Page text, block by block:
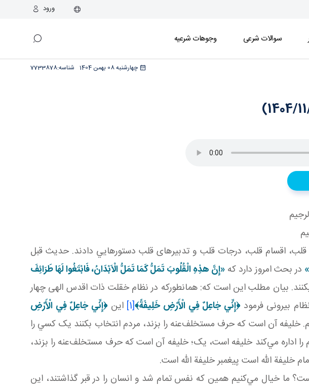
ورود
سوالات شرعی وجوهات شرعیه
چهارشنبه 08 بهمن 1404 7733878شناسه:
اقسام قلب، درجات قلب و تدبيرهای قلب دستورهايي دادند. حديث قبل
» در بحث امروز دارد که «إِنَّ هذِهِ الْقُلُوبَ تَمَلُّ كَمَا تَمَلُّ الْاَبْدَانُ، فَابْتَغُوا لَهَا طَرَائِفَ
بيان مطلب اين است که: همانطورکه در نظام خقلت ذات اقدس الهی چهار
بيرونی فرمود﴿إِنِّي جٰاعِلٌ فِي الْأَرْضِ خَلِيفَةً﴾[1] اين﴿إِنِّي جٰاعِلٌ فِي الْأَرْضِ
آن است که حرف مستخلف‌عنه را بزند، مردم انتخاب بکنند يک کسي را
را اداره مي‌کند خليفه است، يک؛ خليفه آن است که حرف مستخلف‌عنه را بزند،
خليفة الله است پيغمبر خليفة الله است.
ما خيال مي‌کنيم همين که نفس تمام شد و انسان را در قبر گذاشتند، اين